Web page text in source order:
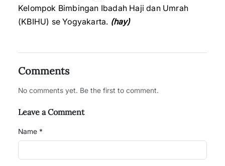
Kelompok Bimbingan Ibadah Haji dan Umrah
(KBIHU) se Yogyakarta. (hay)
Comments
No comments yet. Be the first to comment.
Leave a Comment
Name *